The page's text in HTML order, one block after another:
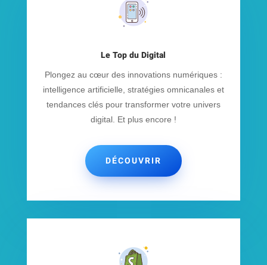
Le Top du Digital
Plongez au cœur des innovations numériques :
intelligence artificielle, stratégies omnicanales et
tendances clés pour transformer votre univers
digital. Et plus encore !
DÉCOUVRIR